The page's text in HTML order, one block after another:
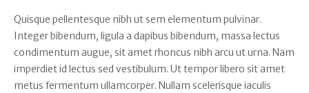
Quisque pellentesque nibh ut sem elementum pulvinar.
Integer bibendum, ligula a dapibus bibendum, massa lectus
condimentum augue, sit amet rhoncus nibh arcu ut urna. Nam
imperdiet id lectus sed vestibulum. Ut tempor libero sit amet
metus fermentum ullamcorper. Nullam scelerisque iaculis